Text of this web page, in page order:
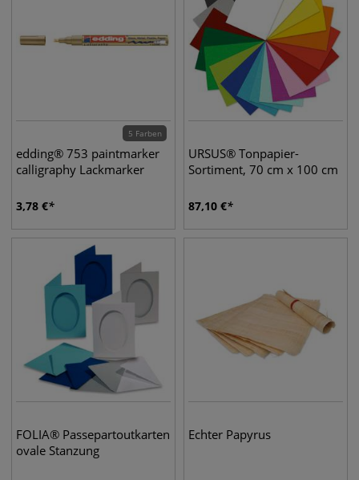
5 Farben
edding® 753 paintmarker
calligraphy Lackmarker
3,78 €
URSUS® Tonpapier-
Sortiment, 70 cm x 100 cm
87,10 €
FOLIA® Passepartoutkarten
ovale Stanzung
Echter Papyrus